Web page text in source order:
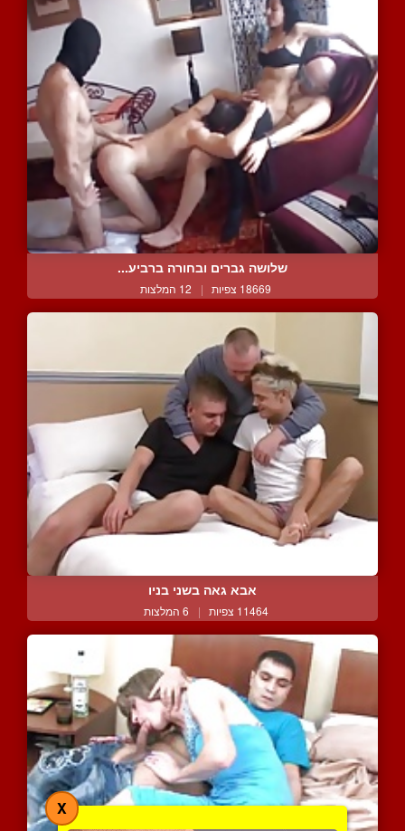
שלושה גברים ובחורה ברביע...
18669 צפיות | 12 המלצות
אבא גאה בשני בניו
11464 צפיות | 6 המלצות
X